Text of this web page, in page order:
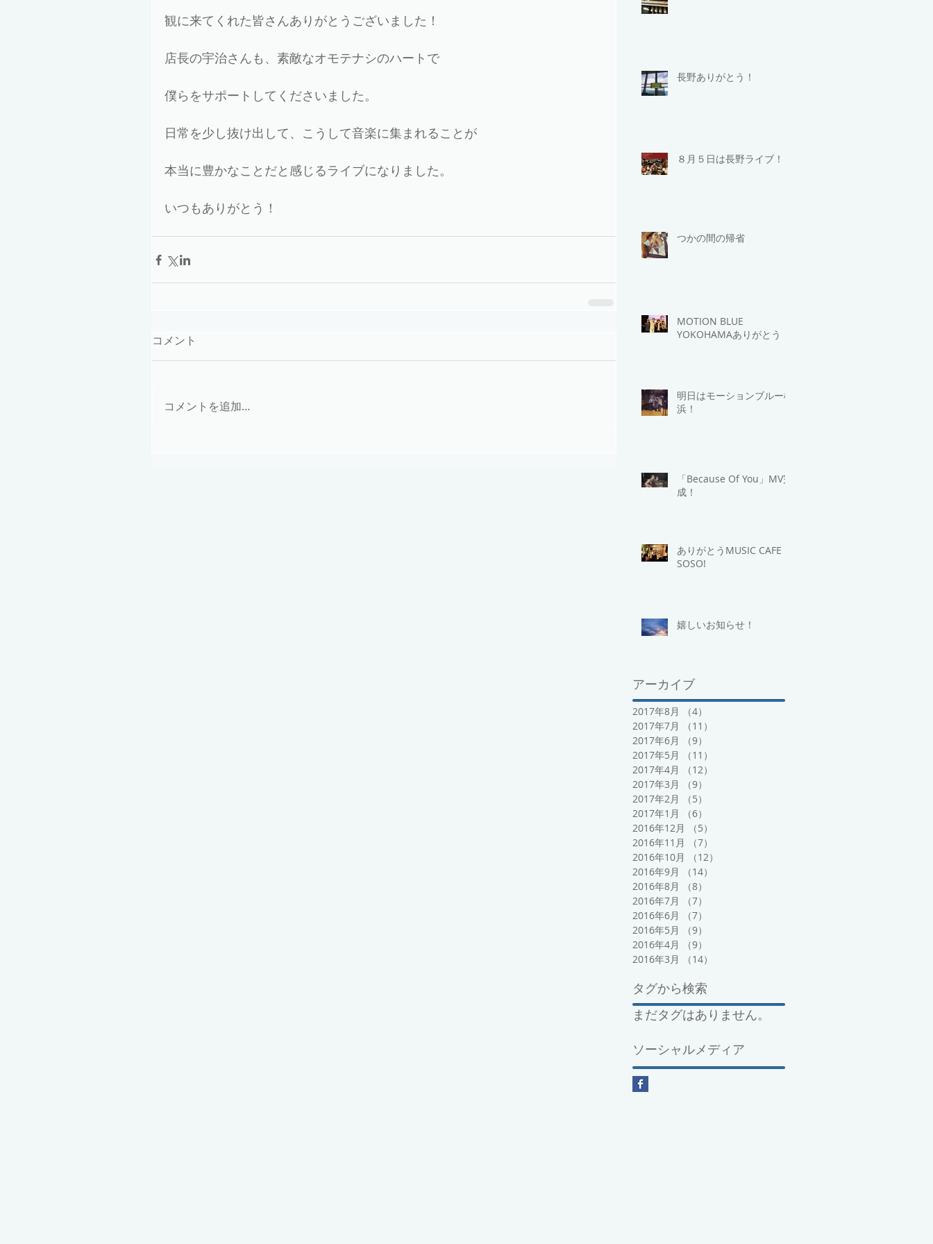
観に来てくれた皆さんありがとうございました！
店長の宇治さんも、素敵なオモテナシのハートで
僕らをサポートしてくださいました。
日常を少し抜け出して、こうして音楽に集まれることが
本当に豊かなことだと感じるライブになりました。
いつもありがとう！
コメント
コメントを追加…
長野ありがとう！
８月５日は長野ライブ！
つかの間の帰省
MOTION BLUE
YOKOHAMAありがとう！
明日はモーションブルー横
浜！
「Because Of You」MV完
成！
ありがとうMUSIC CAFE
SOSO!
嬉しいお知らせ！
アーカイブ
2017年8月 （4）
2017年7月
（11）
2017年6月
（9）
2017年5月
（11）
2017年4月
（12）
2017年3月
（9）
2017年2月
（5）
2017年1月
（6）
2016年12月
（5）
2016年11月
（7）
2016年10月
（12）
2016年9月
（14）
2016年8月
（8）
2016年7月
（7）
2016年6月
（7）
2016年5月
（9）
2016年4月
（9）
2016年3月
（14）
タグから検索
まだタグはありません。
ソーシャルメディア